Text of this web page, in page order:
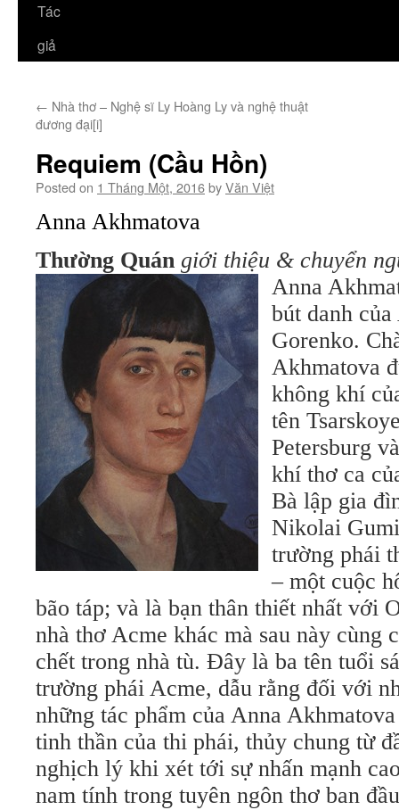
Tác
giả
← Nhà thơ – Nghệ sĩ Ly Hoàng Ly và nghệ thuật
đương đại[i]
Requiem (Cầu Hồn)
Posted on 1 Tháng Một, 2016byVăn Việt
Anna Akhmatova
Thường Quán giới thiệu & chuyển
Anna
bút danh
Gorenko.
Akhmatova
không khí
tên
Petersburg
khí thơ ca
Bà lập gia
Nikolai
trường phái
– một cuộc
bão táp; và là bạn thân thiết nhất với
nhà thơ Acme khác mà sau này cùng
chết trong nhà tù. Đây là ba tên tuổi
trường phái Acme, dẫu rằng đối với
những tác phẩm của Anna
tinh thần của thi phái, thủy chung từ
nghịch lý khi xét tới sự nhấn mạnh
nam tính trong tuyên ngôn thơ ban